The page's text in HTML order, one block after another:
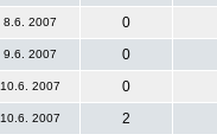
8.6. 2007
0
9.6. 2007
0
10.6. 2007
0
10.6. 2007
2